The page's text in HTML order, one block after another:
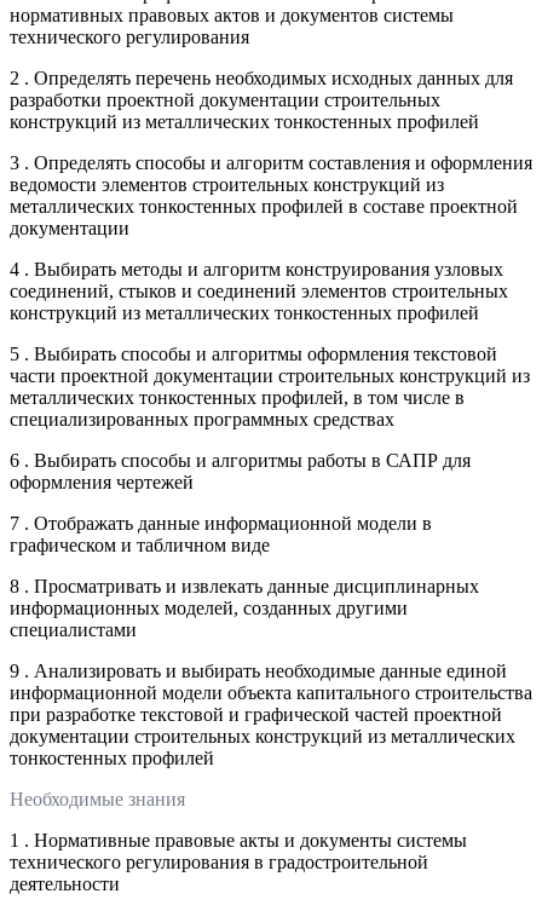
нормативных правовых актов и документов системы
технического регулирования
2 . Определять перечень необходимых исходных данных для
разработки проектной документации строительных
конструкций из металлических тонкостенных профилей
3 . Определять способы и алгоритм составления и оформления
ведомости элементов строительных конструкций из
металлических тонкостенных профилей в составе проектной
документации
4 . Выбирать методы и алгоритм конструирования узловых
соединений, стыков и соединений элементов строительных
конструкций из металлических тонкостенных профилей
5 . Выбирать способы и алгоритмы оформления текстовой
части проектной документации строительных конструкций из
металлических тонкостенных профилей, в том числе в
специализированных программных средствах
6 . Выбирать способы и алгоритмы работы в САПР для
оформления чертежей
7 . Отображать данные информационной модели в
графическом и табличном виде
8 . Просматривать и извлекать данные дисциплинарных
информационных моделей, созданных другими
специалистами
9 . Анализировать и выбирать необходимые данные единой
информационной модели объекта капитального строительства
при разработке текстовой и графической частей проектной
документации строительных конструкций из металлических
тонкостенных профилей
Необходимые знания
1 . Нормативные правовые акты и документы системы
технического регулирования в градостроительной
деятельности